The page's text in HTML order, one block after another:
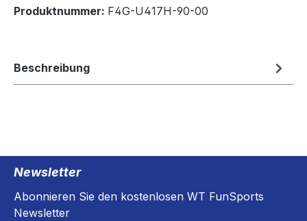
Produktnummer: F4G-U417H-90-00
Beschreibung
Newsletter
Abonnieren Sie den kostenlosen WT FunSports
Newsletter